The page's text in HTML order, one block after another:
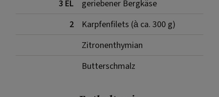
3 EL
geriebener Bergkäse
2
Karpfenfilets (à ca. 300 g)
Zitronenthymian
Butterschmalz